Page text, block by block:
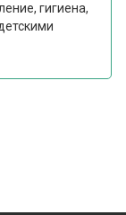
гигиена,